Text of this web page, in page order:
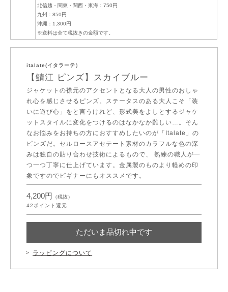
北信越・関東・関西・東海：750円
九州：850円
沖縄：1,300円
※送料は全て税抜きの金額です。
italate(イタラーテ）
【鯖江 ピンズ】スカイブルー
ジャケットの襟元のアクセントとなる大人の男性のおしゃ
れ心を感じさせるピンズ。ステータスのある大人こそ「装
いに遊び心」をと言うけれど、形式美をよしとするジャケ
ットスタイルに変化をつけるのはなかなか難しい…。そん
なお悩みをお持ちの方におすすめしたいのが「Italate」の
ピンズだ。セルロースアセテート素材のカラフルな色の深
みは独自の貼り合わせ技術によるもので、 熟練の職人が一
つ一つ丁寧に仕上げています。金属製のものより軽めの印
象ですのでビギナーにもオススメです。
4,200円
（税抜）
42 ポイント還元
ただいま品切れ中です
ラッピングについて